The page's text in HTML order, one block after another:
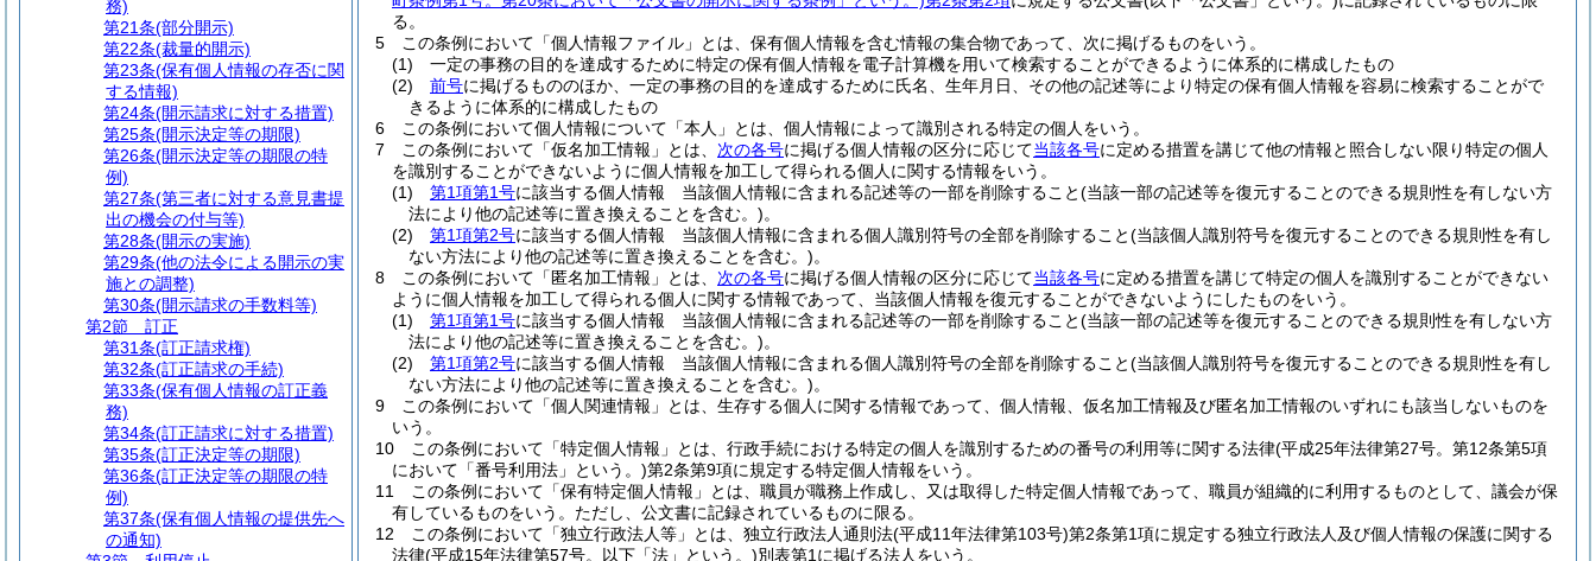
る。
5
この条例において「個人情報ファイル」とは、保有個人情報を含む情報の集合物であって、次に掲げるものをいう。
(1)
一定の事務の目的を達成するために特定の保有個人情報を電子計算機を用いて検索することができるように体系的に構成したもの
(2)
前号に掲げるもののほか、一定の事務の目的を達成するために氏名、生年月日、その他の記述等により特定の保有個人情報を容易に検索することがで
きるように体系的に構成したもの
6
この条例において個人情報について「本人」とは、個人情報によって識別される特定の個人をいう。
7
この条例において「仮名加工情報」とは、 次の各号に掲げる個人情報の区分に応じて当該各号に定める措置を講じて他の情報と照合しない限り特定の個人
を識別することができないように個人情報を加工して得られる個人に関する情報をいう。
(1)
第1項第1号に該当する個人情報 当該個人情報に含まれる記述等の一部を削除すること(当該一部の記述等を復元することのできる規則性を有しない方
法により他の記述等に置き換えることを含む。)。
(2)
第1項第2号に該当する個人情報 当該個人情報に含まれる個人識別符号の全部を削除すること(当該個人識別符号を復元することのできる規則性を有し
ない方法により他の記述等に置き換えることを含む。)。
8
この条例において「匿名加工情報」とは、 次の各号に掲げる個人情報の区分に応じて当該各号に定める措置を講じて特定の個人を識別することができない
ように個人情報を加工して得られる個人に関する情報であって、当該個人情報を復元することができないようにしたものをいう。
(1)
第1項第1号に該当する個人情報 当該個人情報に含まれる記述等の一部を削除すること(当該一部の記述等を復元することのできる規則性を有しない方
法により他の記述等に置き換えることを含む。)。
(2)
第1項第2号に該当する個人情報 当該個人情報に含まれる個人識別符号の全部を削除すること(当該個人識別符号を復元することのできる規則性を有し
ない方法により他の記述等に置き換えることを含む。)。
9
この条例において「個人関連情報」とは、生存する個人に関する情報であって、個人情報、仮名加工情報及び匿名加工情報のいずれにも該当しないものを
いう。
10
この条例において「特定個人情報」とは、行政手続における特定の個人を識別するための番号の利用等に関する法律(平成25年法律第27号。第12条第5項
において「番号利用法」という。)第2条第9項に規定する特定個人情報をいう。
11
この条例において「保有特定個人情報」とは、職員が職務上作成し、又は取得した特定個人情報であって、職員が組織的に利用するものとして、議会が保
有しているものをいう。 ただし、公文書に記録されているものに限る。
12
この条例において「独立行政法人等」とは、独立行政法人通則法(平成11年法律第103号)第2条第1項に規定する独立行政法人及び個人情報の保護に関する
法律(平成15年法律第57号。以下「法」という。)別表第1に掲げる法人をいう。
務)
第21条(部分開示)
第22条(裁量的開示)
第23条(保有個人情報の存否に関
する情報)
第24条(開示請求に対する措置)
第25条(開示決定等の期限)
第26条(開示決定等の期限の特
例)
第27条(第三者に対する意見書提
出の機会の付与等)
第28条(開示の実施)
第29条(他の法令による開示の実
施との調整)
第30条(開示請求の手数料等)
第2節
訂正
第31条(訂正請求権)
第32条(訂正請求の手続)
第33条(保有個人情報の訂正義
務)
第34条(訂正請求に対する措置)
第35条(訂正決定等の期限)
第36条(訂正決定等の期限の特
例)
第37条(保有個人情報の提供先へ
の通知)